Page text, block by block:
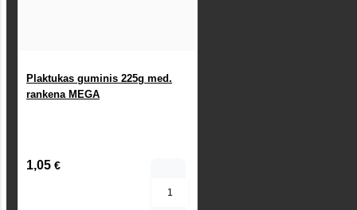
Plaktukas guminis 225g med.
rankena MEGA
1,05 €